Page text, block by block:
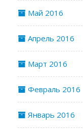
Май 2016
Апрель 2016
Март 2016
Февраль 2016
Январь 2016